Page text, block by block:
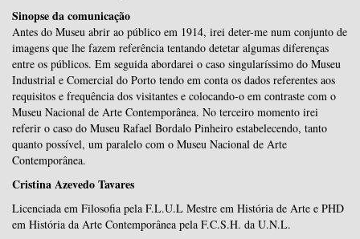
Sinopse da comunicação
Antes do Museu abrir ao público em 1914, irei deter-me num conjunto de
imagens que lhe fazem referência tentando detetar algumas diferenças
entre os públicos. Em seguida abordarei o caso singularíssimo do Museu
Industrial e Comercial do Porto tendo em conta os dados referentes aos
requisitos e frequência dos visitantes e colocando-o em contraste com o
Museu Nacional de Arte Contemporânea. No terceiro momento irei
referir o caso do Museu Rafael Bordalo Pinheiro estabelecendo, tanto
quanto possível, um paralelo com o Museu Nacional de Arte
Contemporânea.
Cristina Azevedo Tavares
Licenciada em Filosofia pela F.L.U.L Mestre em História de Arte e PHD
em História da Arte Contemporânea pela F.C.S.H. da U.N.L.